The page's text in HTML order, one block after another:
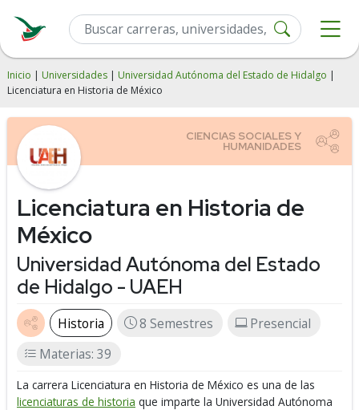
Inicio | Universidades | Universidad Autónoma del Estado de Hidalgo |
Licenciatura en Historia de México
Licenciatura en Historia de
México
Universidad Autónoma del Estado
de Hidalgo - UAEH
Historia 8 Semestres
Presencial
Materias: 39
La carrera Licenciatura en Historia de México es una de las
licenciaturas de historia que imparte la Universidad Autónoma